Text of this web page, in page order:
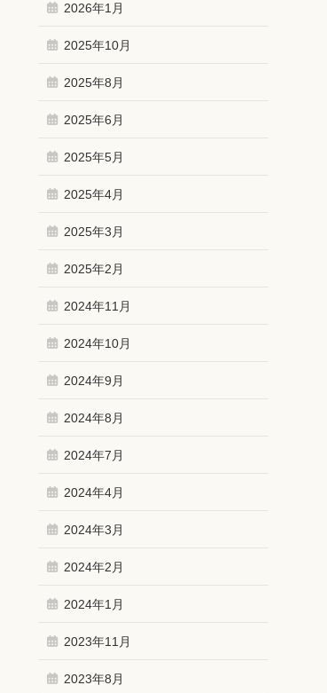
2026年1月
2025年10月
2025年8月
2025年6月
2025年5月
2025年4月
2025年3月
2025年2月
2024年11月
2024年10月
2024年9月
2024年8月
2024年7月
2024年4月
2024年3月
2024年2月
2024年1月
2023年11月
2023年8月